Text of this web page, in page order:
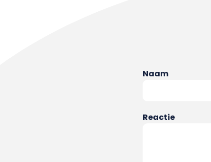
Naam
Reactie